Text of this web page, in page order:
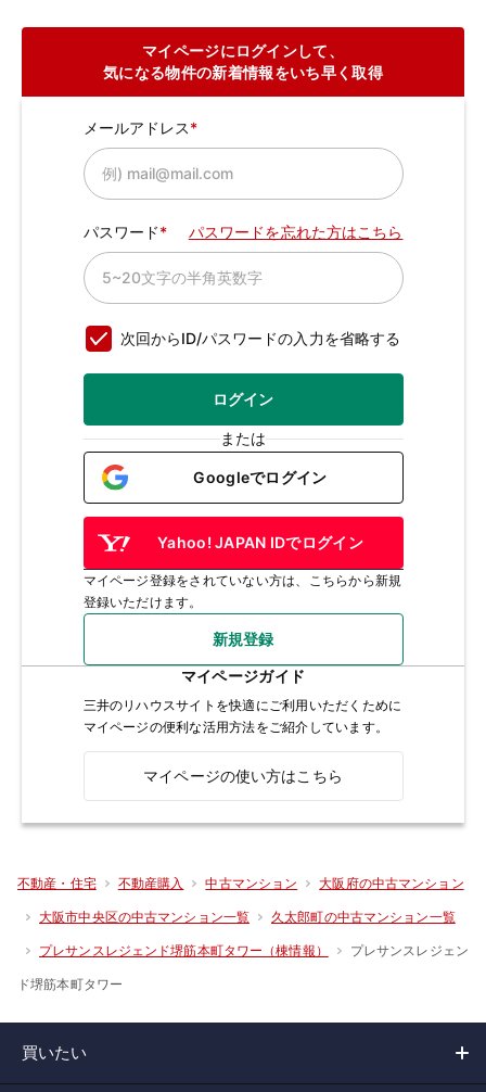
マイページにログインして、
気になる物件の新着情報をいち早く取得
メールアドレス
パスワード パスワードを忘れた方はこちら
次回からID/パスワードの入力を省略する
ログイン
または
Googleでログイン
Yahoo! JAPAN IDでログイン
マイページ登録をされていない方は、こちらから新規
登録いただけます。
新規登録
マイページガイド
三井のリハウスサイトを快適にご利用いただくために
マイページの便利な活用方法をご紹介しています。
マイページの使い方はこちら
不動産・住宅 不動産購入 中古マンション 大阪府の中古マンション
大阪市中央区の中古マンション一覧 久太郎町の中古マンション一覧
プレサンスレジェンド堺筋本町タワー（棟情報） プレサンスレジェン
ド堺筋本町タワー
買いたい